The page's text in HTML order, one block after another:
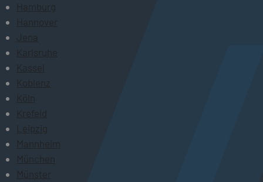
Hamburg
Hannover
Jena
Karlsruhe
Kassel
Koblenz
Köln
Krefeld
Leipzig
Mannheim
München
Münster